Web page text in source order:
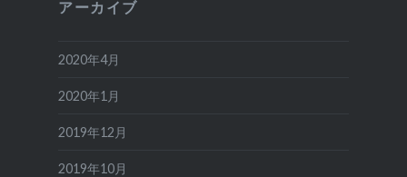
アーカイブ
2020年4月
2020年1月
2019年12月
2019年10月